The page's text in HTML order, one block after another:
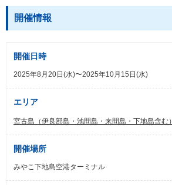
開催情報
開催日時
2025年8月20日(水)〜2025年10月15日(水)
エリア
宮古島（伊良部島・池間島・来間島・下地島含む）
開催場所
みやこ下地島空港ターミナル